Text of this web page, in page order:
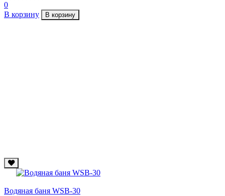
0
В корзину
В корзину
Водяная баня WSB-30